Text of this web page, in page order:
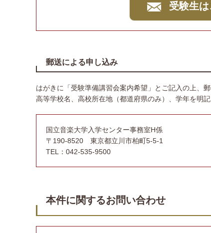
受験生
郵送による申し込み
はがきに「受験準備講習会案内希望」とご記入の上、
高等学校名、高校所在地（都道府県のみ）、学年を明
国立音楽大学入学センター事務室H係
〒190-8520 東京都立川市柏町5-5-1
TEL：042-535-9500
本件に関するお問い合わせ